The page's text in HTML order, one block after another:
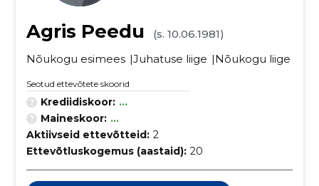
Agris Peedu
(s. 10.06.1981)
Nõukogu esimees Juhatuse liige Nõukogu liige
Seotud ettevõtete skoorid
Krediidiskoor: ...
Maineskoor: ...
Aktiivseid ettevõtteid: 2
Ettevõtluskogemus (aastaid): 20